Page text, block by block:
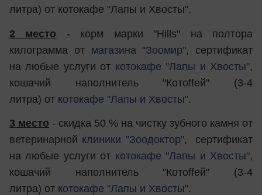
литра) от котокафе "Лапы и Хвосты".
2 место - корм марки "Hills" на полтора
килограмма от магазина "Зоомир", сертификат
на любые услуги от котокафе "Лапы и Хвосты",
кошачий наполнитель "Котоffей" (3-4
литра) от котокафе "Лапы и Хвосты".
3 место - скидка 50 % на чистку зубного камня от
ветеринарной клиники "Зоодоктор", сертификат
на любые услуги от котокафе "Лапы и Хвосты",
кошачий наполнитель "Котоffей" (3-4
литра) от котокафе "Лапы и Хвосты".